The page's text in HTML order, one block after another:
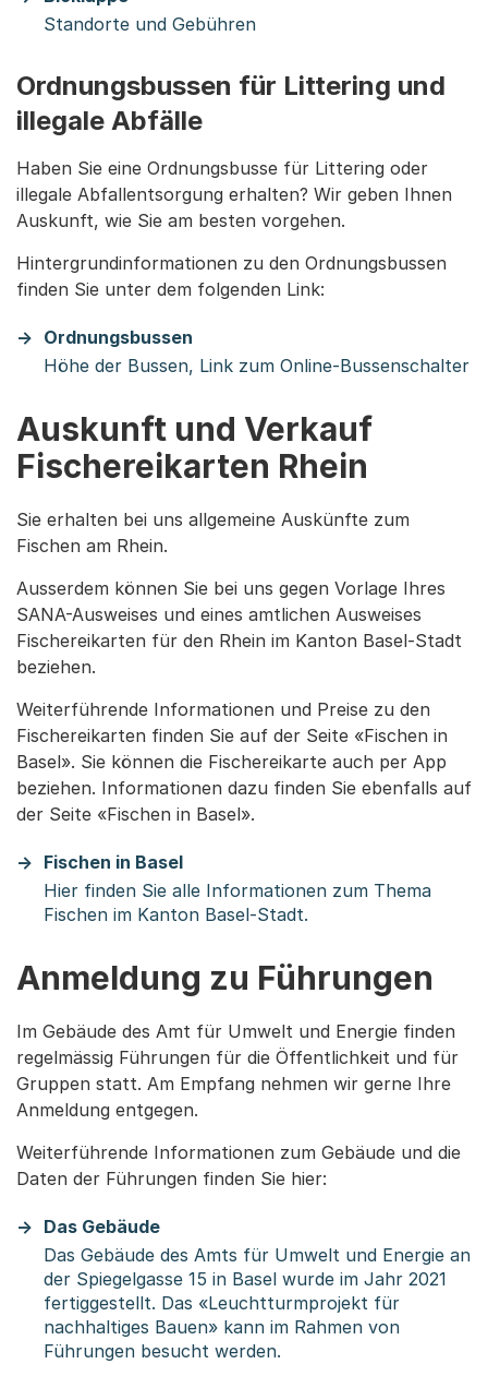
Standorte und Gebühren
Ordnungsbussen für Littering und
illegale Abfälle
Haben Sie eine Ordnungsbusse für Littering oder
illegale Abfallentsorgung erhalten? Wir geben Ihnen
Auskunft, wie Sie am besten vorgehen.
Hintergrundinformationen zu den Ordnungsbussen
finden Sie unter dem folgenden Link:
Ordnungsbussen
Höhe der Bussen, Link zum Online-Bussenschalter
Auskunft und Verkauf
Fischereikarten Rhein
Sie erhalten bei uns allgemeine Auskünfte zum
Fischen am Rhein.
Ausserdem können Sie bei uns gegen Vorlage Ihres
SANA-Ausweises und eines amtlichen Ausweises
Fischereikarten für den Rhein im Kanton Basel-Stadt
beziehen.
Weiterführende Informationen und Preise zu den
Fischereikarten finden Sie auf der Seite «Fischen in
Basel». Sie können die Fischereikarte auch per App
beziehen. Informationen dazu finden Sie ebenfalls auf
der Seite «Fischen in Basel».
Fischen in Basel
Hier finden Sie alle Informationen zum Thema
Fischen im Kanton Basel-Stadt.
Anmeldung zu Führungen
Im Gebäude des Amt für Umwelt und Energie finden
regelmässig Führungen für die Öffentlichkeit und für
Gruppen statt. Am Empfang nehmen wir gerne Ihre
Anmeldung entgegen.
Weiterführende Informationen zum Gebäude und die
Daten der Führungen finden Sie hier:
Das Gebäude
Das Gebäude des Amts für Umwelt und Energie an
der Spiegelgasse 15 in Basel wurde im Jahr 2021
fertiggestellt. Das «Leuchtturmprojekt für
nachhaltiges Bauen» kann im Rahmen von
Führungen besucht werden.